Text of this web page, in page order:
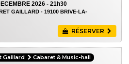
2026 - 21h30
GAILLARD - 19100 BRIVE-LA-
RÉSERVER
Gaillard Cabaret & Music-hall